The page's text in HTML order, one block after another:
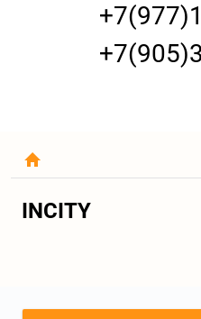
INCITY